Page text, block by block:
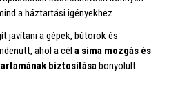
a háztartási igényekhez.
javítani a gépek, bútorok és
ahol a cél a sima mozgás és
biztosításabonyolult